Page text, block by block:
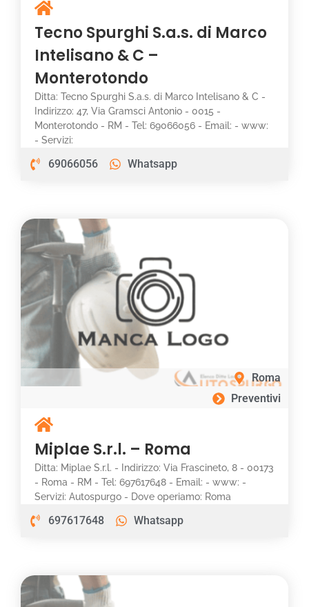
Tecno Spurghi S.a.s. di Marco
Intelisano & C –
Monterotondo
Ditta: Tecno Spurghi S.a.s. di Marco Intelisano & C -
Indirizzo: 47, Via Gramsci Antonio - 0015 -
Monterotondo - RM - Tel: 69066056 - Email: - www:
- Servizi:
69066056 Whatsapp
Roma
Preventivi
Miplae S.r.l. – Roma
Ditta: Miplae S.r.l. - Indirizzo: Via Frascineto, 8 - 00173
- Roma - RM - Tel: 697617648 - Email: - www: -
Servizi: Autospurgo - Dove operiamo: Roma
697617648 Whatsapp